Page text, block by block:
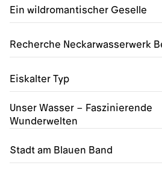
Ein wildromantischer Geselle
Recherche Neckarwasserwerk
Eiskalter Typ
Unser Wasser – Faszinierende
Wunderwelten
Stadt am Blauen Band